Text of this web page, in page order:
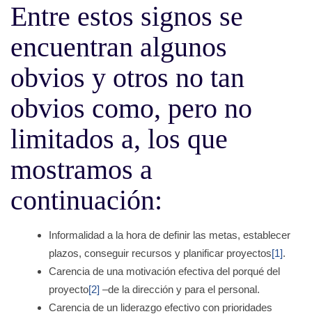
Entre estos signos se
encuentran algunos
obvios y otros no tan
obvios como, pero no
limitados a, los que
mostramos a
continuación:
Informalidad a la hora de definir las metas, establecer
plazos, conseguir recursos y planificar proyectos[1].
Carencia de una motivación efectiva del porqué del
proyecto[2] –de la dirección y para el personal.
Carencia de un liderazgo efectivo con prioridades